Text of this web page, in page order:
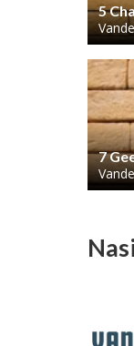
5
7